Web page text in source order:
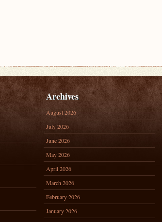
Archives
August 2026
July 2026
June 2026
May 2026
April 2026
March 2026
February 2026
January 2026